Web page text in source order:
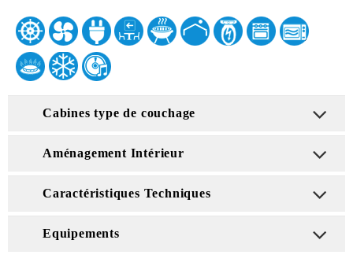
Cabines type de couchage
Aménagement Intérieur
Caractéristiques Techniques
Equipements